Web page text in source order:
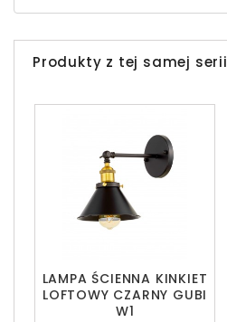
Produkty z tej samej serii
LAMPA ŚCIENNA KINKIET
LOFTOWY CZARNY GUBI
W1